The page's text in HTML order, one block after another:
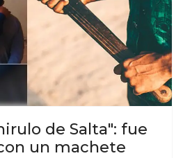
de Salta": fue
un machete